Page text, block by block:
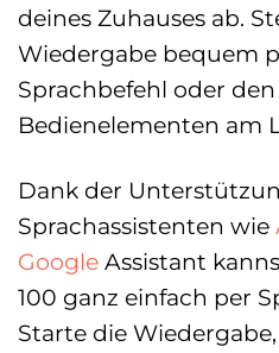
deines Zuhauses ab.
Wiedergabe bequem
Sprachbefehl oder
Bedienelementen am
Dank der
Sprachassistenten wie
Google Assistant
100 ganz einfach per
Starte die